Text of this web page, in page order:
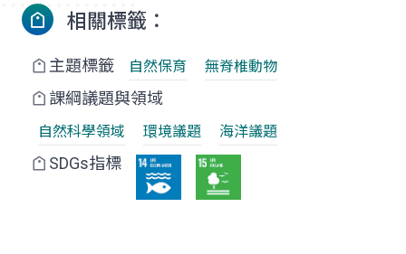
相關標籤：
主題標籤 自然保育 無脊椎動物
課綱議題與領域
自然科學領域 環境議題 海洋議題
SDGs指標